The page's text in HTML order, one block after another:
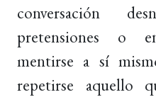
conversación
pretensiones o
mentirse a sí
repetirse aquello